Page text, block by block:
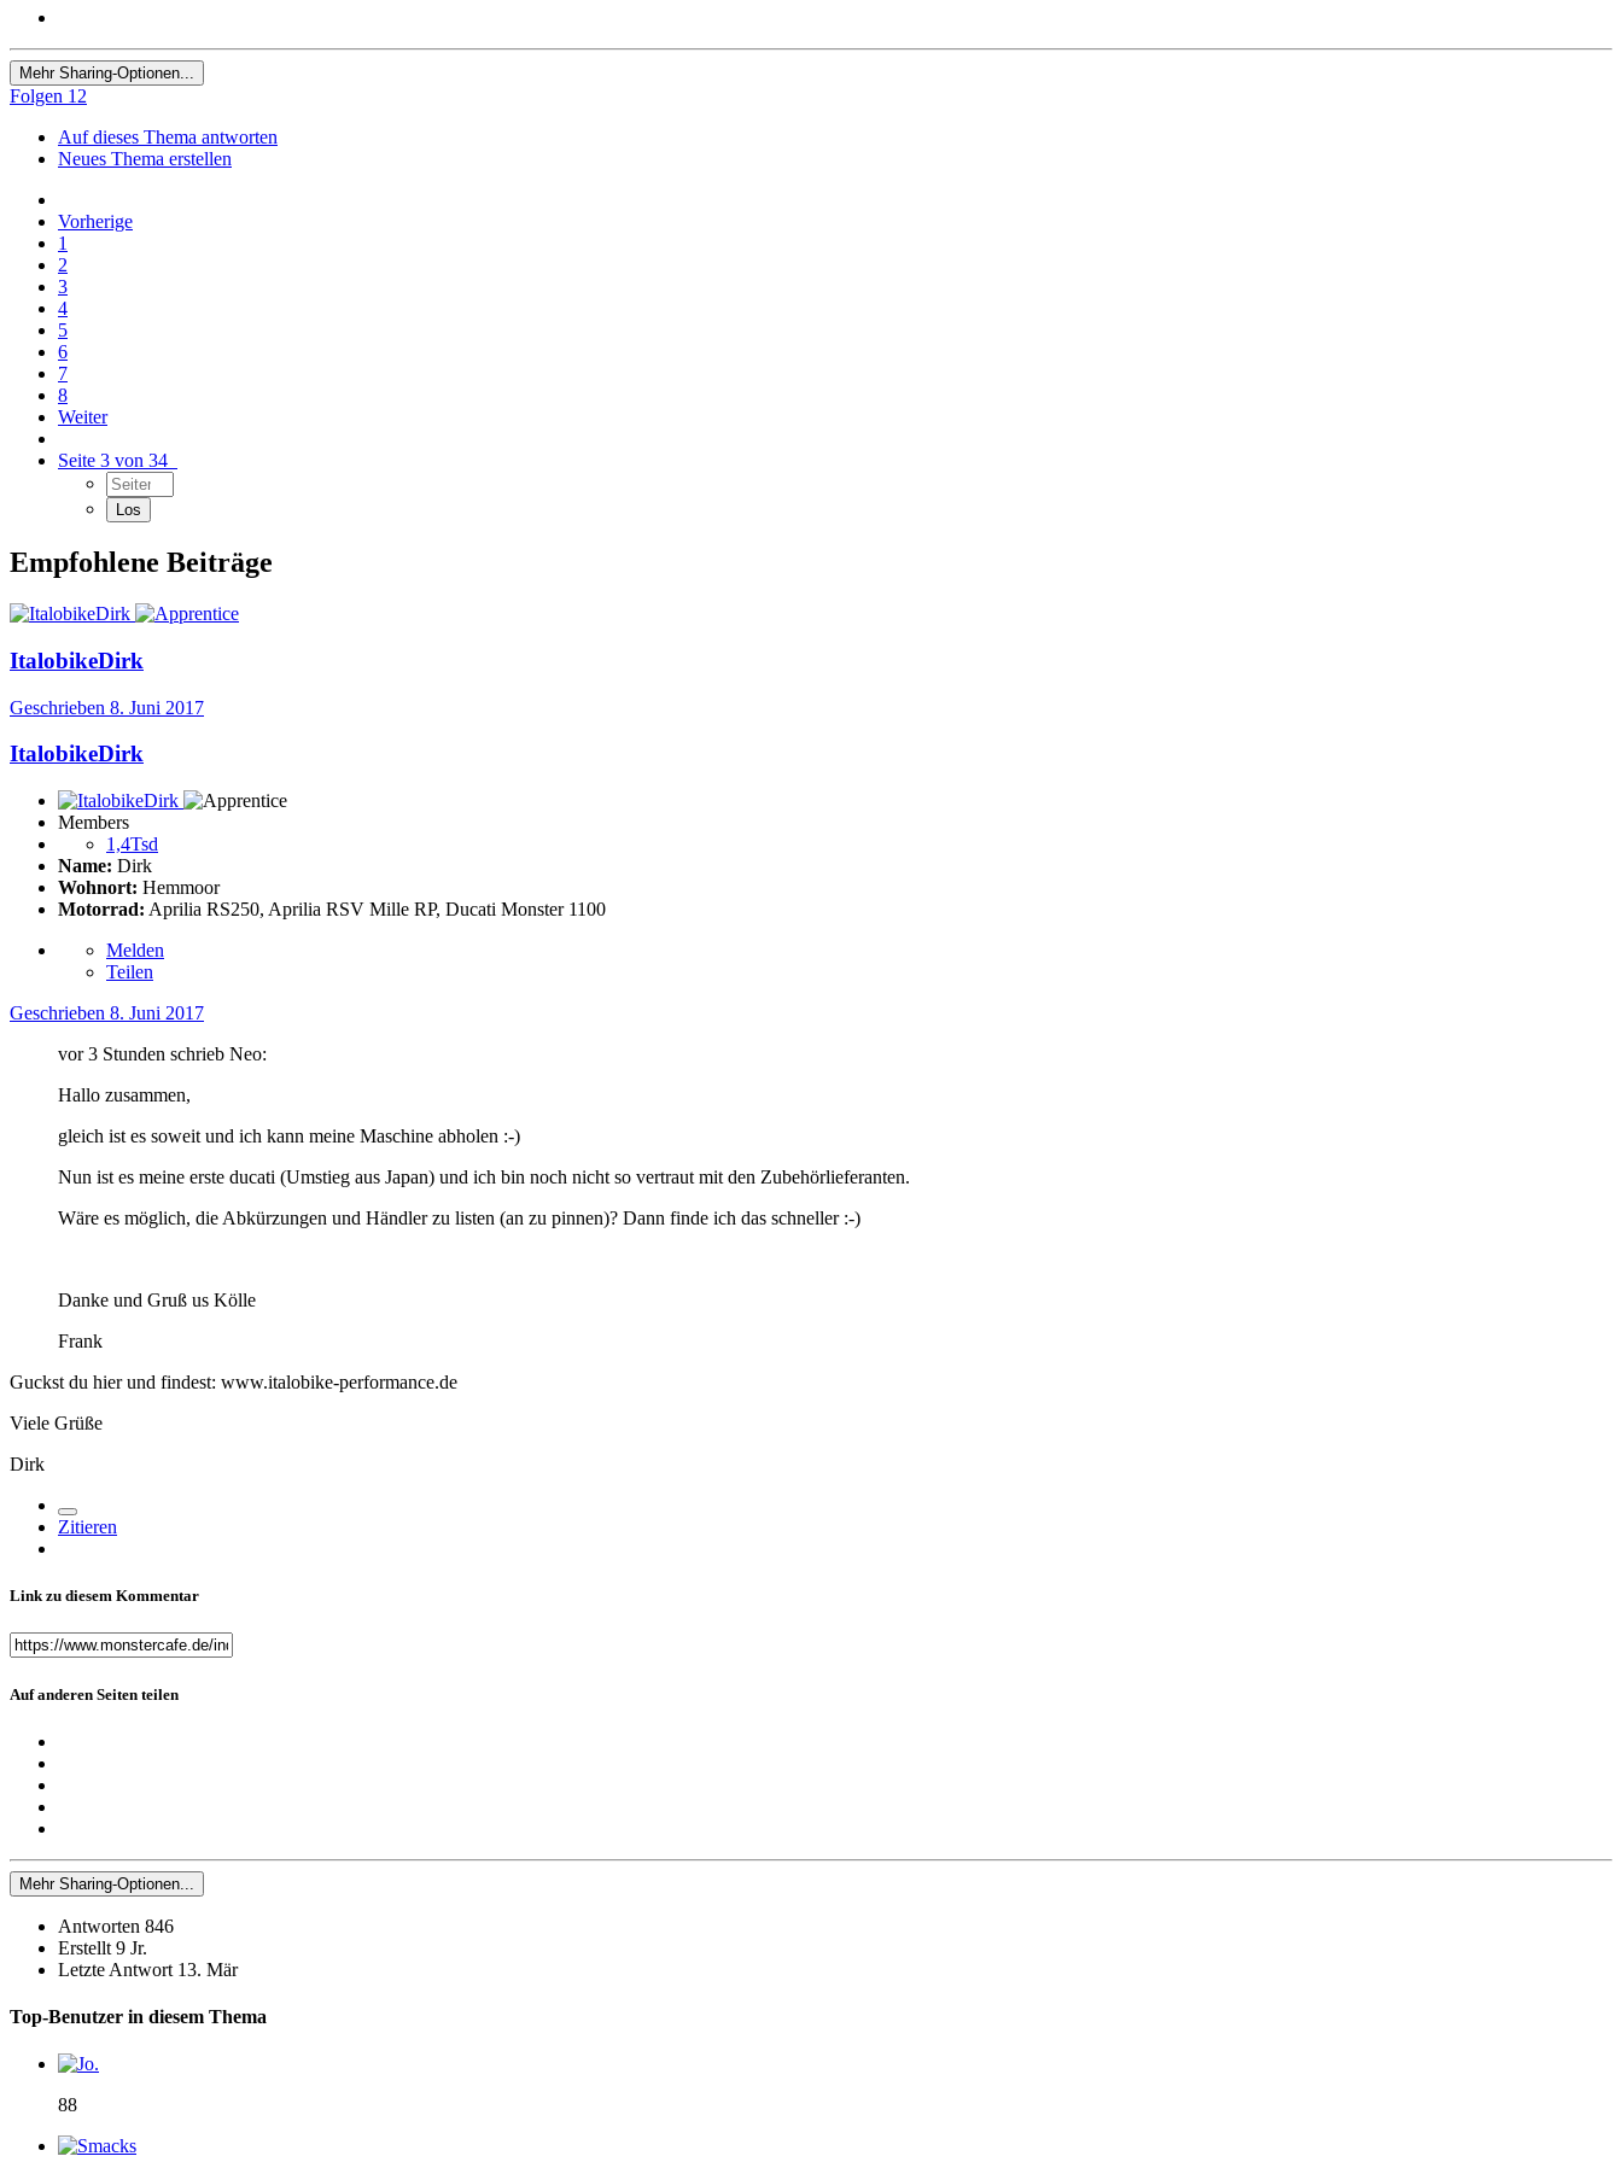
Mehr Sharing-Optionen...
Folgen 12
Auf dieses Thema antworten
Neues Thema erstellen
Vorherige
1
2
3
4
5
6
7
8
Weiter
Seite 3 von 34
Empfohlene Beiträge
ItalobikeDirk
Geschrieben 8. Juni 2017
ItalobikeDirk
Members
1,4Tsd
Name: Dirk
Wohnort: Hemmoor
Motorrad: Aprilia RS250, Aprilia RSV Mille RP, Ducati Monster 1100
Melden
Teilen
Geschrieben 8. Juni 2017
vor 3 Stunden schrieb Neo:
Hallo zusammen,
gleich ist es soweit und ich kann meine Maschine abholen :-)
Nun ist es meine erste ducati (Umstieg aus Japan) und ich bin noch nicht so vertraut mit den Zubehörlieferanten.
Wäre es möglich, die Abkürzungen und Händler zu listen (an zu pinnen)? Dann finde ich das schneller :-)
Danke und Gruß us Kölle
Frank
Guckst du hier und findest: www.italobike-performance.de
Viele Grüße
Dirk
Zitieren
Link zu diesem Kommentar
Auf anderen Seiten teilen
Mehr Sharing-Optionen...
Antworten 846
Erstellt 9 Jr.
Letzte Antwort 13. Mär
Top-Benutzer in diesem Thema
88